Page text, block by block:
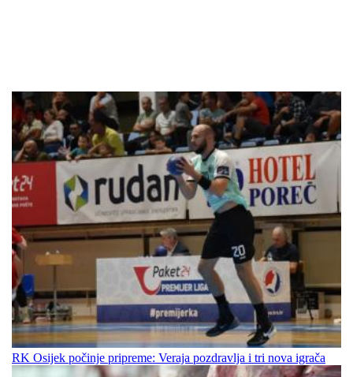
RK Osijek počinje pripreme: Veraja pozdravlja i tri nova igrača